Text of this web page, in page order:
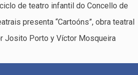
de teatro infantil do Concello de
presenta “Cartoóns”, obra teatral
Josito Porto y Víctor Mosqueira